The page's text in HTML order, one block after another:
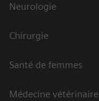
Neurologie
Chirurgie
Santé de femmes
Médecine vétérinaire